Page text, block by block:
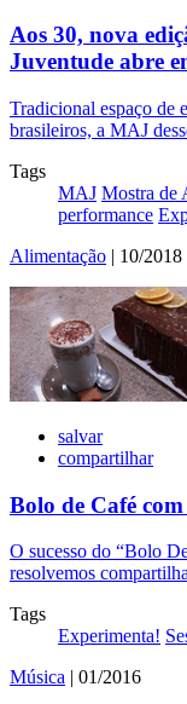
Aos 30, nova
Juventude abre
Tradicional espaço de
brasileiros, a MAJ
Tags
MAJ Mostra de
performance
Alimentação | 10/2018
salvar
compartilhar
Bolo de Café
O sucesso do “Bolo
resolvemos
Tags
Experimenta!
Música | 01/2016